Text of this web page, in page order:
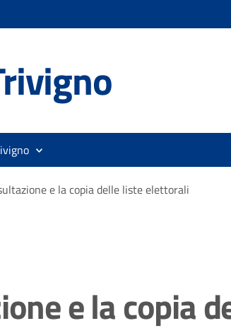
e la copia delle liste elettorali
e la copia